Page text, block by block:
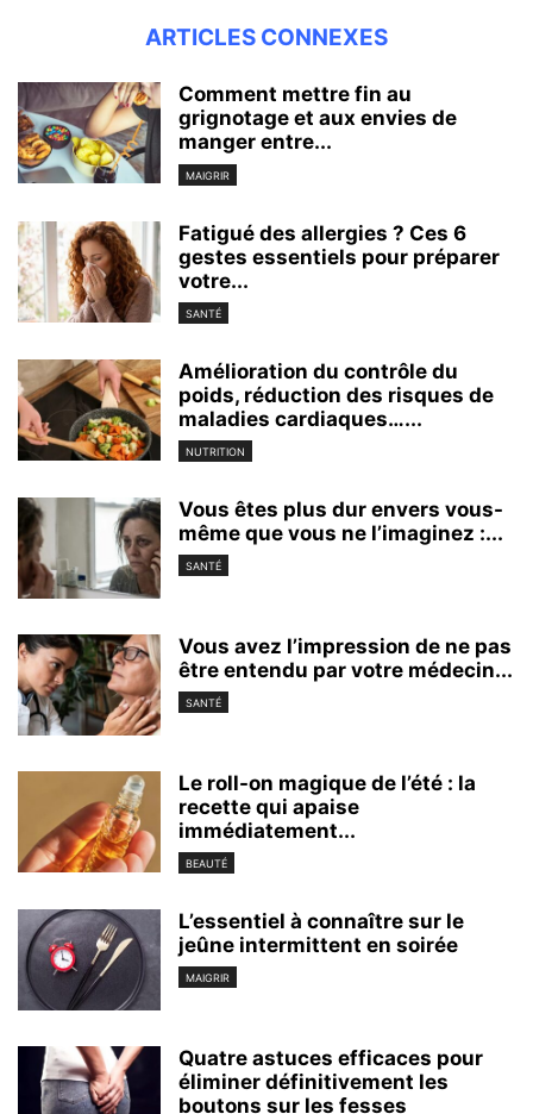
ARTICLES CONNEXES
Comment mettre fin au
grignotage et aux envies de
manger entre...
MAIGRIR
Fatigué des allergies ? Ces 6
gestes essentiels pour préparer
votre...
SANTÉ
Amélioration du contrôle du
poids, réduction des risques de
maladies cardiaques…...
NUTRITION
Vous êtes plus dur envers vous-
même que vous ne l’imaginez :...
SANTÉ
Vous avez l’impression de ne pas
être entendu par votre médecin...
SANTÉ
Le roll-on magique de l’été : la
recette qui apaise
immédiatement...
BEAUTÉ
L’essentiel à connaître sur le
jeûne intermittent en soirée
MAIGRIR
Quatre astuces efficaces pour
éliminer définitivement les
boutons sur les fesses